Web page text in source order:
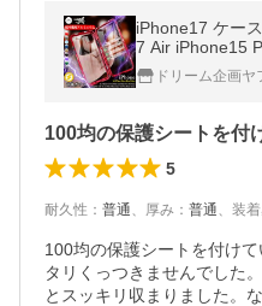
iPhone17 ケー
7 Air iPhone15 Pro Max アルミ ケース 耐衝
撃iPhone14pro
7 8 iPhone12ケ
ドリーム企画ヤ
5
耐久性 ： 普通、 厚み ： 普通、 装
100均の保護シートを付け
タリくっつきませんでした
とスッキリ収まりました。